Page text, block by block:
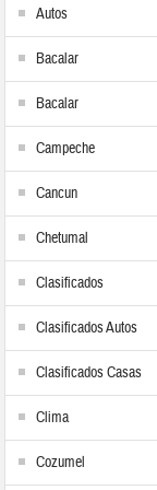
Autos
Bacalar
Bacalar
Campeche
Cancun
Chetumal
Clasificados
Clasificados Autos
Clasificados Casas
Clima
Cozumel